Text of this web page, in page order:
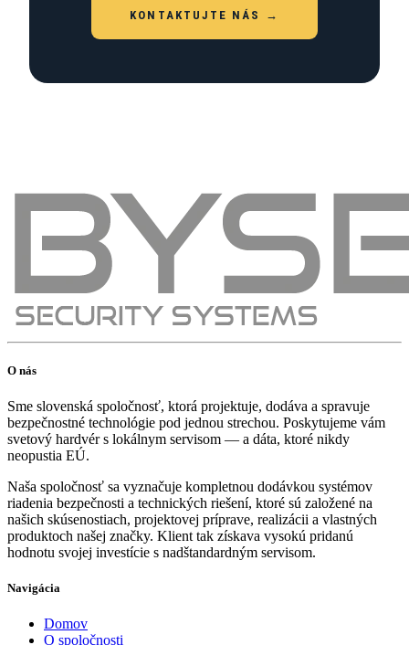
KONTAKTUJTE NÁS →
O nás
Sme slovenská spoločnosť, ktorá projektuje, dodáva a spravuje
bezpečnostné technológie pod jednou strechou. Poskytujeme vám
svetový hardvér s lokálnym servisom — a dáta, ktoré nikdy
neopustia EÚ.
Naša spoločnosť sa vyznačuje kompletnou dodávkou systémov
riadenia bezpečnosti a technických riešení, ktoré sú založené na
našich skúsenostiach, projektovej príprave, realizácii a vlastných
produktoch našej značky. Klient tak získava vysokú pridanú
hodnotu svojej investície s nadštandardným servisom.
Navigácia
Domov
O spoločnosti